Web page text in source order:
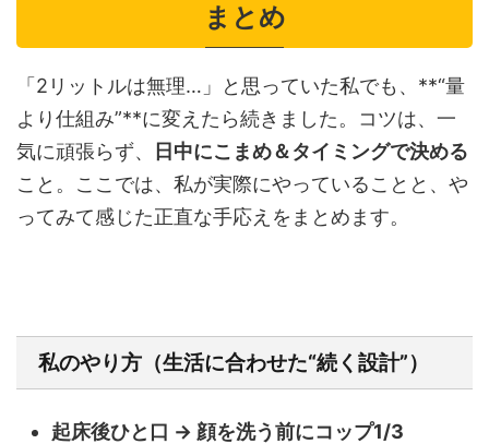
まとめ
「2リットルは無理…」と思っていた私でも、**“量
より仕組み”**に変えたら続きました。コツは、一
気に頑張らず、
日中にこまめ＆タイミングで決める
こと。ここでは、私が実際にやっていることと、や
ってみて感じた正直な手応えをまとめます。
私のやり方（生活に合わせた“続く設計”）
起床後ひと口 → 顔を洗う前にコップ1/3